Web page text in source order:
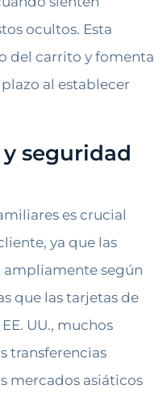
ocultos. Esta
del carrito y fomenta
al establecer
seguridad
es crucial
ya que las
ampliamente según
que las tarjetas de
UU., muchos
transferencias
mercados asiáticos